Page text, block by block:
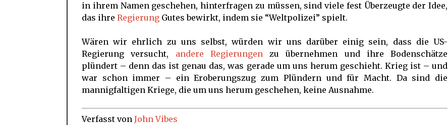
in ihrem Namen geschehen, hinterfragen zu müssen, sind viele fest Überzeugte der Idee,
das ihre Regierung Gutes bewirkt, indem sie “Weltpolizei” spielt.
Wären wir ehrlich zu uns selbst, würden wir uns darüber einig sein, dass die US-
Regierung versucht, andere Regierungenzu übernehmen und ihre Bodenschätze
plündert – denn das ist genau das, was gerade um uns herum geschieht. Krieg ist – und
war schon immer – ein Eroberungszug zum Plündern und für Macht. Da sind die
mannigfaltigen Kriege, die um uns herum geschehen, keine Ausnahme.
Verfasst von John Vibes